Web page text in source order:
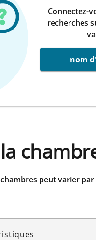
Connectez-
recherches
nom
peut varier